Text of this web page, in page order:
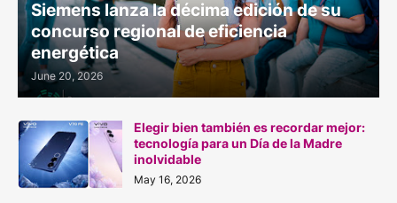
Siemens lanza la décima edición de su
concurso regional de eficiencia
energética
June 20, 2026
Elegir bien también es recordar mejor:
tecnología para un Día de la Madre
inolvidable
May 16, 2026